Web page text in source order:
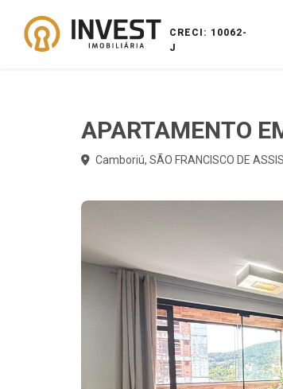
CRECI: 10062-
J
APARTAMENTO
Camboriú, SÃO FRANCISCO DE ASSIS